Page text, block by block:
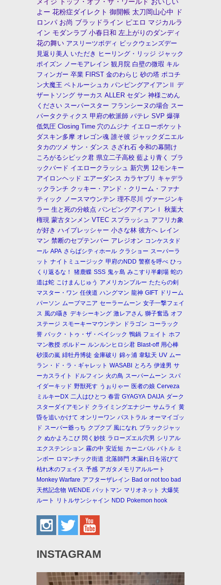
おいしい
よー 花粉症ダイレクト 御開帳 太刀岡山心中
ド
ロンパ お尚 ブラッドライン ピエロ マジカルラ
イン モダンラブ 小春日和 左上がりのダンディ
花の舞い アスリーツボディ ビックウェンズデー
見返り美人 いただき ヒーリング・リッジ ジャック
ポイズン ノーモアレイン 観月院 白壁の微瑕 キル
フィンガー 卒業 FIRST 金のわらじ 砂の塔 ポコチ
ン大魔王 ペトルーシュカ パンピングアイアンⅡ デ
ザートソング サーカス ALLER セダン 神様ごめん
ください スーパースター フランシーヌの場合 スー
パータクティクス 甲府の軟派師 バテレ SVP 爆弾
低気圧 Closing Time 穴のムジナ イエローポケット
ダスキン多摩 オレゴン魂 誰そ彼 ジャックダニエル
タカのツメ サン・ダンス さざれ石 令和の幕開け
ころがるシビック君 県立二子高校 藍より青く ブラ
ックバード イエロークラッシュ 新穴男 12モンキー
アイロンヘッド エアーダンス カラヤブリ キャデラ
ックランチ クッキー・アンド・クリーム・ファナ
ティック ノースマウンテン 理不尽川
ヴァージンキ
ラー 生と死の分岐点 パンピングアイアンⅠ
秋葉大
権現 蒙古タンメン VTEC スプラッシュ アフリカ象
が好き ハイプレッシャー 小さな林 彼方へ レイン
マン 禁断のセプテンバー アレジオン コンケスタド
ール APA さらばシティホール クラショー スーパーラ
ット ナイトミュージック 甲府のNDD 警察を呼べ ひっ
くり返るな！
猪鹿蝶 SSS 鬼ヶ島 みこすり半劇場 蛇の
道は蛇 こけまんじゅう アメリカンブルー たたらの剣
マスター・ワン 任侠道 ハングマン 龍神 GIFT ドリーム
パーソン ムーブマニア セーラームーン 女子一撃フェイ
ス 風の囁き デキシーキング 激レアさん 獅子奮迅 オフ
ステージ スモーキーマウンテン ドラゴン コーラック
誉 バック・トゥ・ザ・ベイシック 鴨鍋 フェイト ホフ
マン教授 ボルドー ルンルンヒロシ君 Blast-off 用心棒
砂漠の嵐 緋牡丹博徒 金庫破り 錦ヶ浦 韋駄天 UV ムー
ラン・ド・ラ・ギャレット WASABI とろろ 伊達男 サ
ーカスライト
ドルフィン 火の鳥 スーパームーン スパ
イダーキッド 野獣死す うぉりゃー 医者の娘 Cerveza
ミルキーDX 二人はひとつ 春雷 GYAGYA DAIJA ダーク
スターダイアモンド クライミングエナジー サムライ 黄
昏を追いかけて オンリーワン パストラル オーマイゴッ
ド スーパー爺っち クプクプ 風になれ ブラックジャッ
ク ぬかよろこび 閃く妙技 ラローズエル穴男 シリアル
エクステンション 霧の中 安近短 カーニバル バトル ミ
ンボー ロマンチック街道 北落師門 木漏れ日を浴びて
枯れ木のフェイス 予感 アガタメモリアルルート
Monkey Warfare アフターザレイン Bad or not too bad
天然記念物 WENDE バットマン マリオネット 大爆笑
ルート
リトルサンシャイン NDD Pokemon hook
INSTAGRAM